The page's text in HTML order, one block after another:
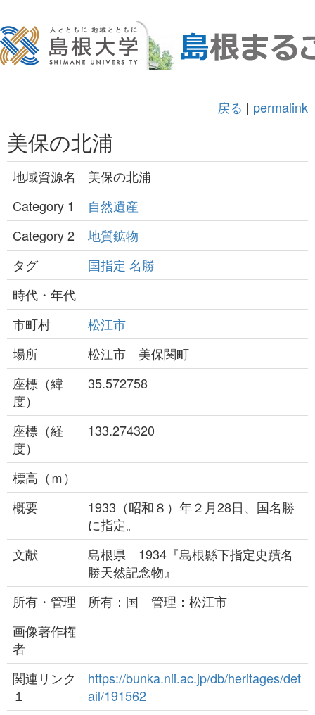
戻る | permalink
美保の北浦
地域資源名
美保の北浦
Category 1
自然遺産
Category 2
地質鉱物
タグ
国指定 名勝
時代・年代
市町村
松江市
場所
松江市 美保関町
座標（緯
度）
35.572758
座標（経
度）
133.274320
標高（ｍ）
概要
1933（昭和８）年２月28日、国名勝
に指定。
文献
島根県 1934『島根縣下指定史蹟名
勝天然記念物』
所有・管理
所有：国 管理：松江市
画像著作権
者
関連リンク
１
https://bunka.nii.ac.jp/db/heritages/det
ail/191562